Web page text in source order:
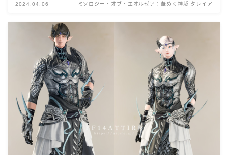
2024.04.06 ミソロジー・オブ・エオルゼア：華めく神域 タレイア